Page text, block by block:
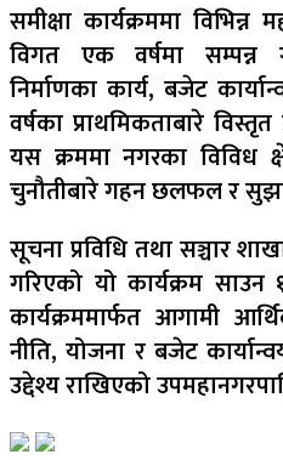
समीक्षा कार्यक्रममा
विगत एक वर्षमा सम्पन्न
निर्माणका कार्य, बजेट
वर्षका प्राथमिकताबारे
यस क्रममा नगरका विविध
चुनौतीबारे गहन छलफल र
सूचना प्रविधि तथा सञ्चार
गरिएको यो कार्यक्रम
कार्यक्रममार्फत आगामी
नीति, योजना र बजेट
उद्देश्य राखिएको